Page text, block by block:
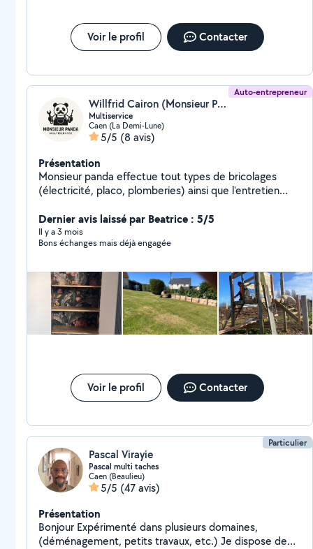
Hérouville Saint clair.......je me déplace en bus et
tram.......je suis disponible ..... merci de votre
compréhension.......merci Didier K..
Voir le profil Contacter
Auto-entrepreneur
Willfrid Cairon (Monsieur Panda)
Multiservice
Caen (La Demi-Lune)
5/5 (8 avis)
Présentation
Monsieur panda effectue tout types de bricolages
(électricité, placo, plomberies) ainsi que l'entretien
Dernier avis laissé par Beatrice : 5/5
Il y a 3 mois
Bons échanges mais déjà engagée
Voir le profil Contacter
Particulier
Pascal Virayie
Pascal multi taches
Caen (Beaulieu)
5/5 (47 avis)
Présentation
Bonjour Expérimenté dans plusieurs domaines,
(déménagement, petits travaux, etc.) Je dispose de